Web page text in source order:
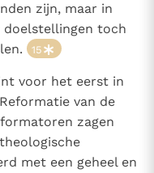
zijn, maar in
doelstellingen toch
15
voor het eerst in
van de
zagen
met een geheel en